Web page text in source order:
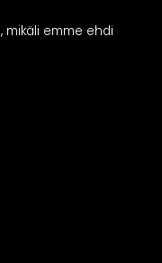
mikäli emme ehdi